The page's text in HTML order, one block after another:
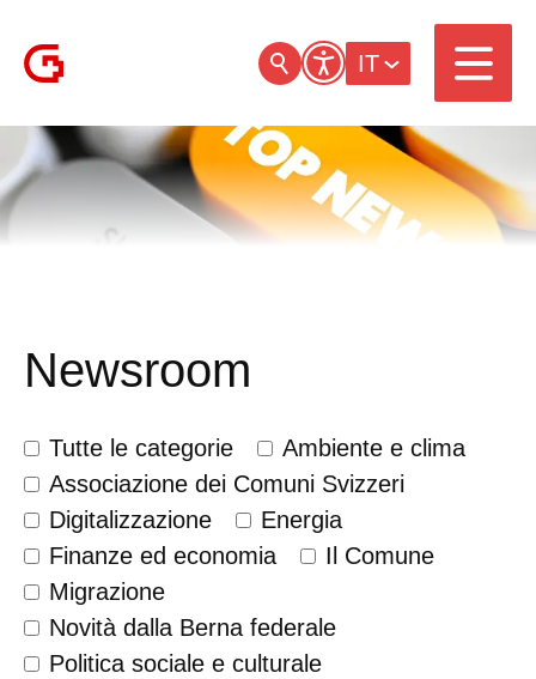
IT
Newsroom
Tutte le categorie
Ambiente e clima
Associazione dei Comuni Svizzeri
Digitalizzazione
Energia
Finanze ed economia
Il Comune
Migrazione
Novità dalla Berna federale
Politica sociale e culturale